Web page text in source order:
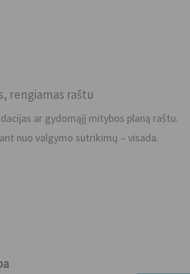
rengiamas raštu
ar gydomąjį mitybos planą raštu.
nuo valgymo sutrikimų – visada.